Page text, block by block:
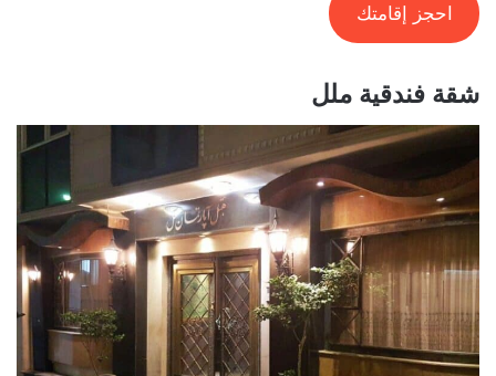
احجز إقامتك
شقة فندقية ملل